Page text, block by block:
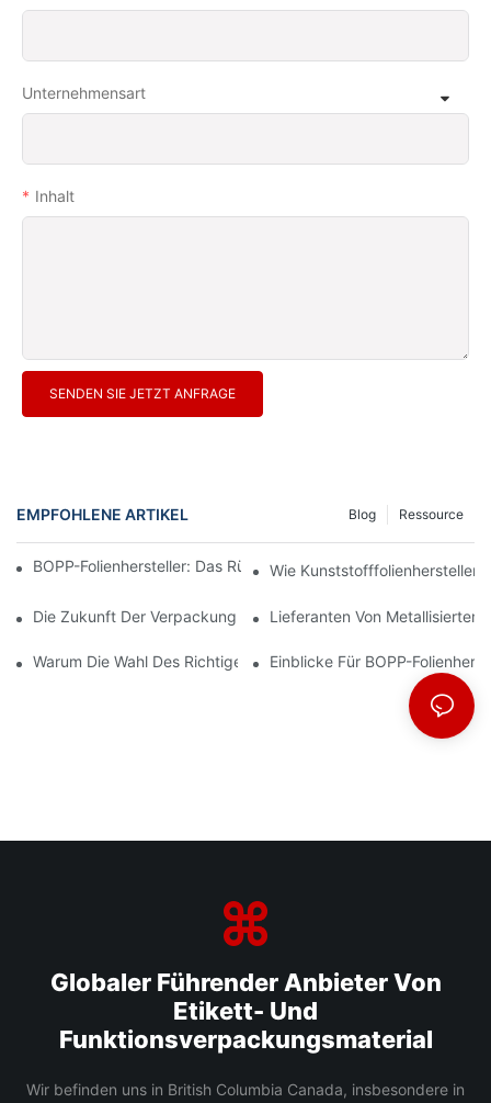
Unternehmensart
Inhalt
SENDEN SIE JETZT ANFRAGE
EMPFOHLENE ARTIKEL Ressource
Blog
BOPP-Folienhersteller: Das Rückgrat Flexibler Verpackungen
Wie Kunststofffolienhersteller
Die Zukunft Der Verpackung: Einblicke Führender
Lieferanten Von
Warum Die Wahl Des Richtigen BOPP-Folienlieferanten Für Ihr
Einblicke Für BOPP-
Globaler Führender Anbieter Von
Etikett- Und
Funktionsverpackungsmaterial
Wir befinden uns in British Columbia Canada, insbesondere in